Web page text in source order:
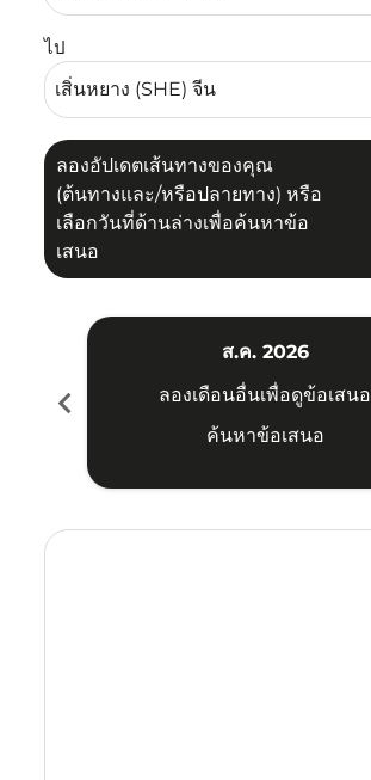
ไป
ลองอัปเดตเส้นทางของคุณ
(ต้นทางและ/หรือปลายทาง) หรือ
เลือกวันที่ด้านล่างเพื่อค้นหาข้อ
เสนอ
chevron_left
ส.ค. 2026
ลองเดือนอื่นเพื่อดูข้อเสนอ
ค้นหาข้อเสนอ